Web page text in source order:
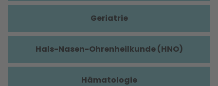
Geriatrie
Hals-Nasen-Ohrenheilkunde (HNO)
Hämatologie